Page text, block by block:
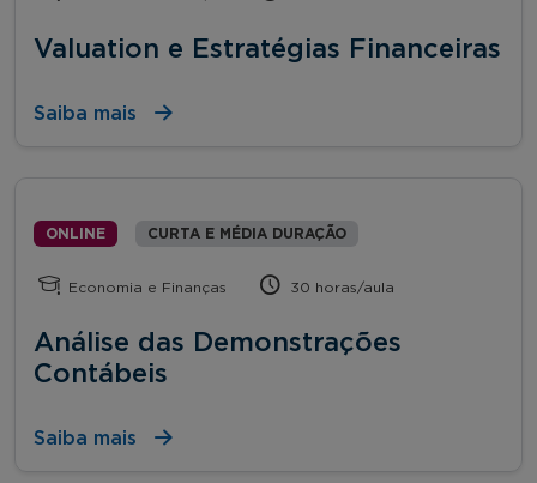
Valuation e Estratégias Financeiras
Saiba mais
ONLINE CURTA E MÉDIA DURAÇÃO
Economia e Finanças 30 horas/aula
Análise das Demonstrações
Contábeis
Saiba mais